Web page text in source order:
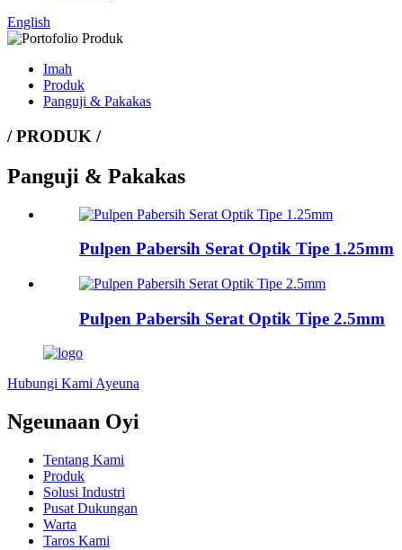
English
Imah
Produk
Panguji & Pakakas
/ PRODUK /
Panguji & Pakakas
Pulpen Pabersih Serat Optik Tipe 1.25mm
Pulpen Pabersih Serat Optik Tipe 2.5mm
Hubungi Kami Ayeuna
Ngeunaan Oyi
Tentang Kami
Produk
Solusi Industri
Pusat Dukungan
Warta
Taros Kami